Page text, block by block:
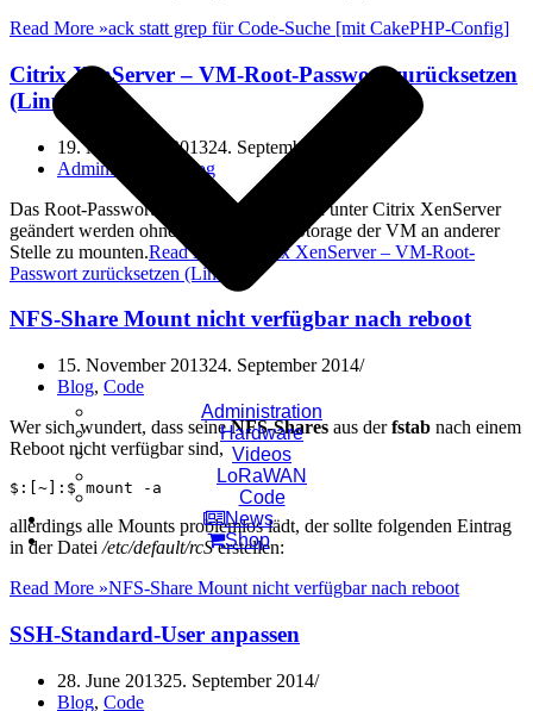
Administration
Hardware
Videos
LoRaWAN
Code
News
Shop
Read More »ack statt grep für Code-Suche [mit CakePHP-Config]
Citrix XenServer – VM-Root-Passwort zurücksetzen
(Linux)
19. November 201324. September 2014
Administration
Blog
Das Root-Passwort einer Linux-VM kann unter Citrix XenServer
geändert werden ohne aufwändig das Storage der VM an anderer
Stelle zu mounten.Read More »
Citrix XenServer – VM-Root-
Passwort zurücksetzen (Linux)
NFS-Share Mount nicht verfügbar nach reboot
15. November 201324. September 2014
Blog, Code
Wer sich wundert, dass seineNFS-Shares aus derfstab nach einem
Reboot nicht verfügbar sind,
$:[~]:$ mount -a
allerdings alle Mounts problemlos lädt, der sollte folgenden Eintrag
in der Datei /etc/default/rcSerstellen:
Read More »NFS-Share Mount nicht verfügbar nach reboot
SSH-Standard-User anpassen
28. June 201325. September 2014
Blog, Code